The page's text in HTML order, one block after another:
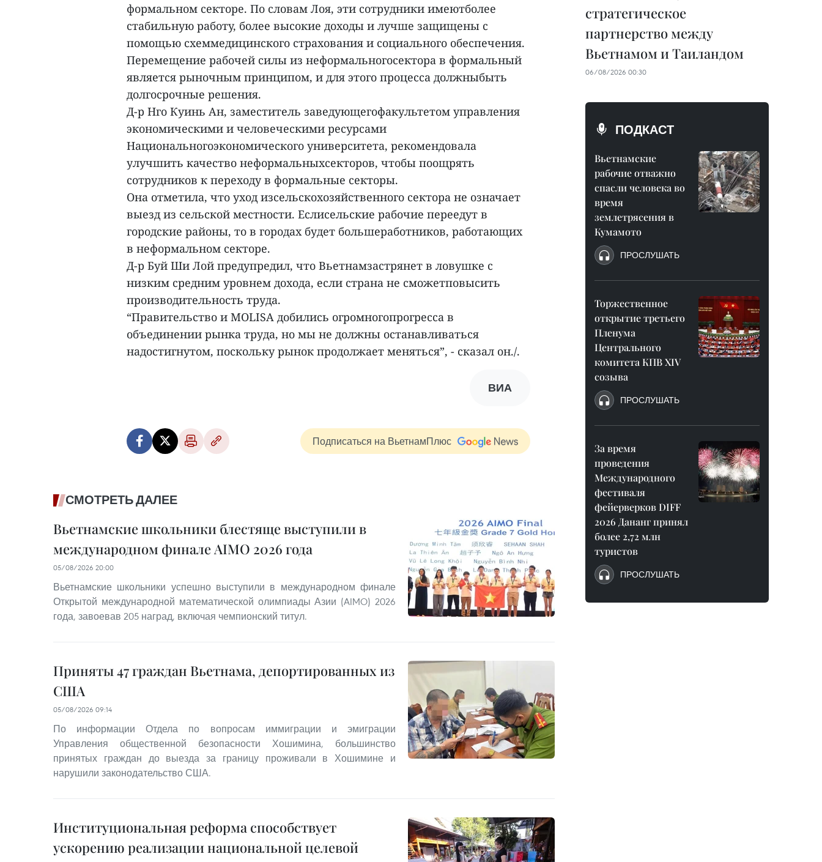
формальном секторе. По словам Лоя, эти сотрудники имеютболее
стабильную работу, более высокие доходы и лучше защищены с
помощью схеммедицинского страхования и социального обеспечения.
Перемещение рабочей силы из неформальногосектора в формальный
является рыночным принципом, и для этого процесса должныбыть
долгосрочные решения.
Д-р Нго Куинь Ан, заместитель заведующегофакультетом управления
экономическими и человеческими ресурсами
Национальногоэкономического университета, рекомендовала
улучшить качество неформальныхсекторов, чтобы поощрять
сотрудников к переходу в формальные секторы.
Она отметила, что уход изсельскохозяйственного сектора не означает
выезд из сельской местности. Еслисельские рабочие переедут в
городские районы, то в городах будет большеработников, работающих
в неформальном секторе.
Д-р Буй Ши Лой предупредил, что Вьетнамзастрянет в ловушке с
низким средним уровнем дохода, если страна не сможетповысить
производительность труда.
“Правительство и MOLISA добились огромногопрогресса в
объединении рынка труда, но мы не должны останавливаться
надостигнутом, поскольку рынок продолжает меняться”, - сказал он./.
ВИА
Подписаться на ВьетнамПлюс
СМОТРЕТЬ ДАЛЕЕ
Вьетнамские школьники блестяще выступили в
международном финале AIMO 2026 года
05/08/2026 20:00
Вьетнамские школьники успешно выступили в международном финале
Открытой международной математической олимпиады Азии (AIMO) 2026
года, завоевав 205 наград, включая чемпионский титул.
Приняты 47 граждан Вьетнама, депортированных из
США
05/08/2026 09:14
По информации Отдела по вопросам иммиграции и эмиграции
Управления общественной безопасности Хошимина, большинство
принятых граждан до выезда за границу проживали в Хошимине и
нарушили законодательство США.
Институциональная реформа способствует
ускорению реализации национальной целевой
стратегическое
партнерство между
Вьетнамом и Таиландом
06/08/2026 00:30
ПОДКАСТ
Вьетнамские
рабочие отважно
спасли человека во
время
землетрясения в
Кумамото
ПРОСЛУШАТЬ
Торжественное
открытие третьего
Пленума
Центрального
комитета КПВ XIV
созыва
ПРОСЛУШАТЬ
За время
проведения
Международного
фестиваля
фейерверков DIFF
2026 Дананг принял
более 2,72 млн
туристов
ПРОСЛУШАТЬ